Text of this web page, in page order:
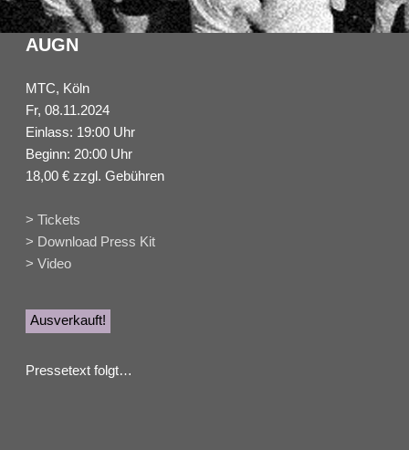
AUGN
MTC, Köln
Fr, 08.11.2024
Einlass: 19:00 Uhr
Beginn: 20:00 Uhr
18,00 € zzgl. Gebühren
> Tickets
> Download Press Kit
> Video
Ausverkauft!
Pressetext folgt…